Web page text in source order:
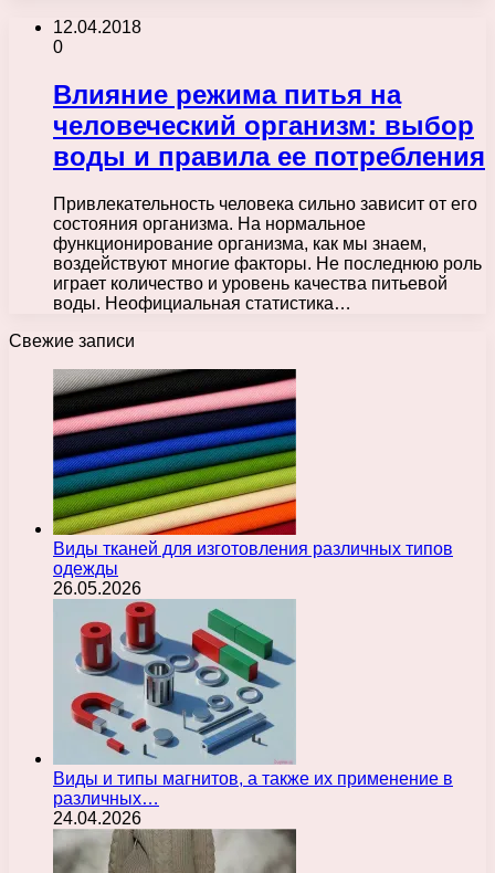
12.04.2018
0
Влияние режима питья на
человеческий организм: выбор
воды и правила ее потребления
Привлекательность человека сильно зависит от его
состояния организма. На нормальное
функционирование организма, как мы знаем,
воздействуют многие факторы. Не последнюю роль
играет количество и уровень качества питьевой
воды. Неофициальная статистика…
Свежие записи
Виды тканей для изготовления различных типов
одежды
26.05.2026
Виды и типы магнитов, а также их применение в
различных…
24.04.2026